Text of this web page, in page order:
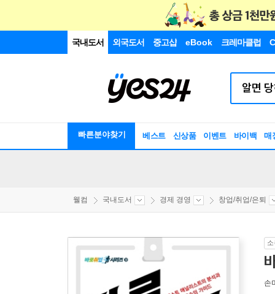
국내도서 외국도서 중고샵 eBook 크레마클럽
빠른분야찾기 베스트 신상품 이벤트 바이백 매
웰컴 국내도서 경제 경영 창업/취업/은퇴
손